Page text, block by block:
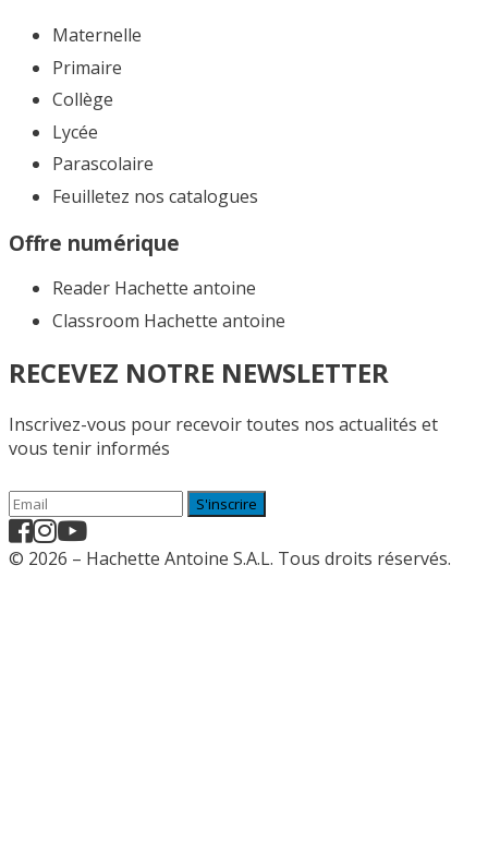
Maternelle
Primaire
Collège
Lycée
Parascolaire
Feuilletez nos catalogues​
Offre numérique
Reader Hachette antoine
Classroom Hachette antoine
RECEVEZ NOTRE NEWSLETTER
Inscrivez-vous pour recevoir toutes nos actualités et
vous tenir informés
S'inscrire
© 2026 – Hachette Antoine S.A.L. Tous droits réservés.